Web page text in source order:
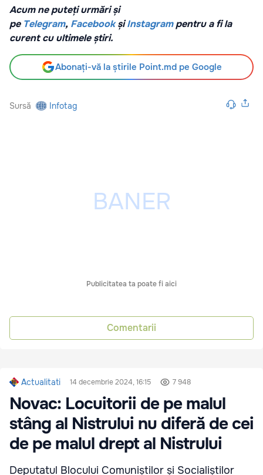
Acum ne puteți urmări și
pe Telegram, FacebookșiInstagrampentru a fi la
curent cu ultimele știri.
Abonați-vă la știrile Point.md pe Google
Sursă Infotag
Publicitatea ta poate fi aici
Comentarii
Actualitati 14 decembrie 2024, 16:15 7 948
Novac: Locuitorii de pe malul
stâng al Nistrului nu diferă de cei
de pe malul drept al Nistrului
Deputatul Blocului Comuniștilor și Socialiștilor